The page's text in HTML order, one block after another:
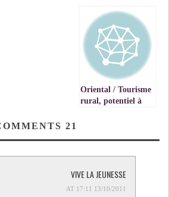
لائحة حزب الاستقلال
VIDEO
Oriental / Tourisme
rural, potentiel à
21
VIVE LA JEUNESSE
13/10/2011 AT 17:11